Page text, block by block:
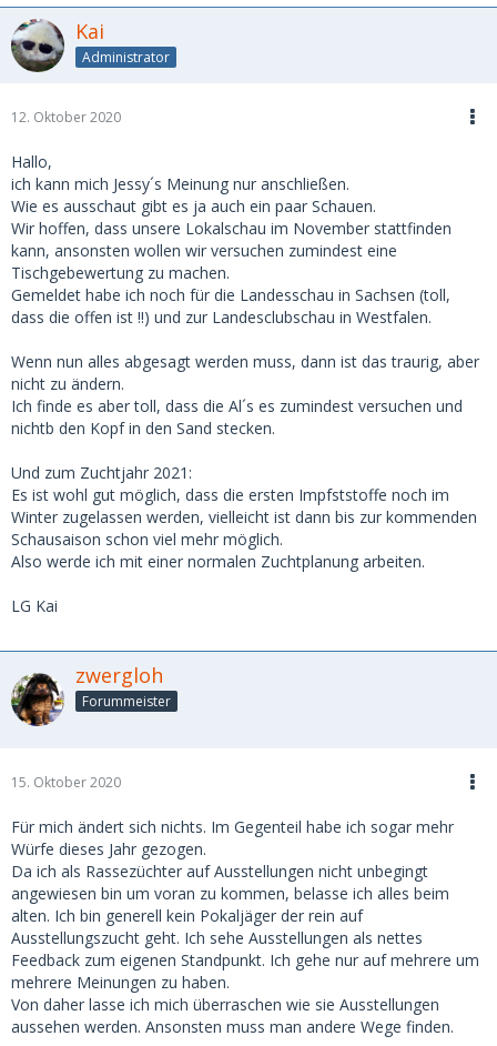
Kai
Administrator
12. Oktober 2020
Hallo,
ich kann mich Jessy´s Meinung nur anschließen.
Wie es ausschaut gibt es ja auch ein paar Schauen.
Wir hoffen, dass unsere Lokalschau im November stattfinden
kann, ansonsten wollen wir versuchen zumindest eine
Tischgebewertung zu machen.
Gemeldet habe ich noch für die Landesschau in Sachsen (toll,
dass die offen ist !!) und zur Landesclubschau in Westfalen.
Wenn nun alles abgesagt werden muss, dann ist das traurig, aber
nicht zu ändern.
Ich finde es aber toll, dass die Al´s es zumindest versuchen und
nichtb den Kopf in den Sand stecken.
Und zum Zuchtjahr 2021:
Es ist wohl gut möglich, dass die ersten Impfststoffe noch im
Winter zugelassen werden, vielleicht ist dann bis zur kommenden
Schausaison schon viel mehr möglich.
Also werde ich mit einer normalen Zuchtplanung arbeiten.
LG Kai
zwergloh
Forummeister
15. Oktober 2020
Für mich ändert sich nichts. Im Gegenteil habe ich sogar mehr
Würfe dieses Jahr gezogen.
Da ich als Rassezüchter auf Ausstellungen nicht unbegingt
angewiesen bin um voran zu kommen, belasse ich alles beim
alten. Ich bin generell kein Pokaljäger der rein auf
Ausstellungszucht geht. Ich sehe Ausstellungen als nettes
Feedback zum eigenen Standpunkt. Ich gehe nur auf mehrere um
mehrere Meinungen zu haben.
Von daher lasse ich mich überraschen wie sie Ausstellungen
aussehen werden. Ansonsten muss man andere Wege finden.